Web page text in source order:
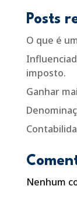
Posts
O que é
imposto.
Ganhar
Nenhum